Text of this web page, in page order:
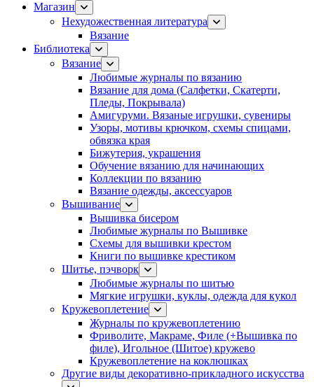
Магазин
Нехудожественная литература
Вязание
Библиотека
Вязание
Любимые журналы по вязанию
Вязание для дома (Салфетки, Скатерти,
Пледы, Покрывала)
Амигуруми. Вязаные игрушки, сувениры
Узоры, мотивы крючком, схемы спицами,
обвязка края
Бижутерия, украшения
Обучение вязанию для начинающих
Коллекции по вязанию
Вязание одежды, аксессуаров
Вышивание
Вышивка бисером
Любимые журналы по Вышивке
Схемы для вышивки крестом
Книги по вышивке крестиком
Шитье, пэчворк
Любимые журналы по шитью
Мягкие игрушки, куклы, одежда для кукол
Кружевоплетение
Журналы по кружевоплетению
Фриволите, Макраме, Филе (+Вышивка по
филе), Игольное (Шитое) кружево
Кружевоплетение на коклюшках
Другие виды декоративно-прикладного искусства